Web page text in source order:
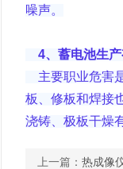
噪声。
4、蓄电池生
主要职业危害
板、修板和焊接
浇铸、极板干燥
上一篇： 热成像